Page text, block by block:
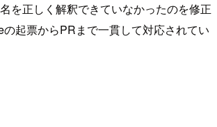
を正しく解釈できていなかったのを修正
の起票からPRまで一貫して対応されてい